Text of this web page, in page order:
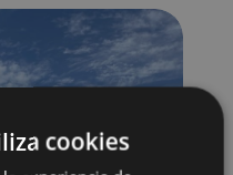
cookies